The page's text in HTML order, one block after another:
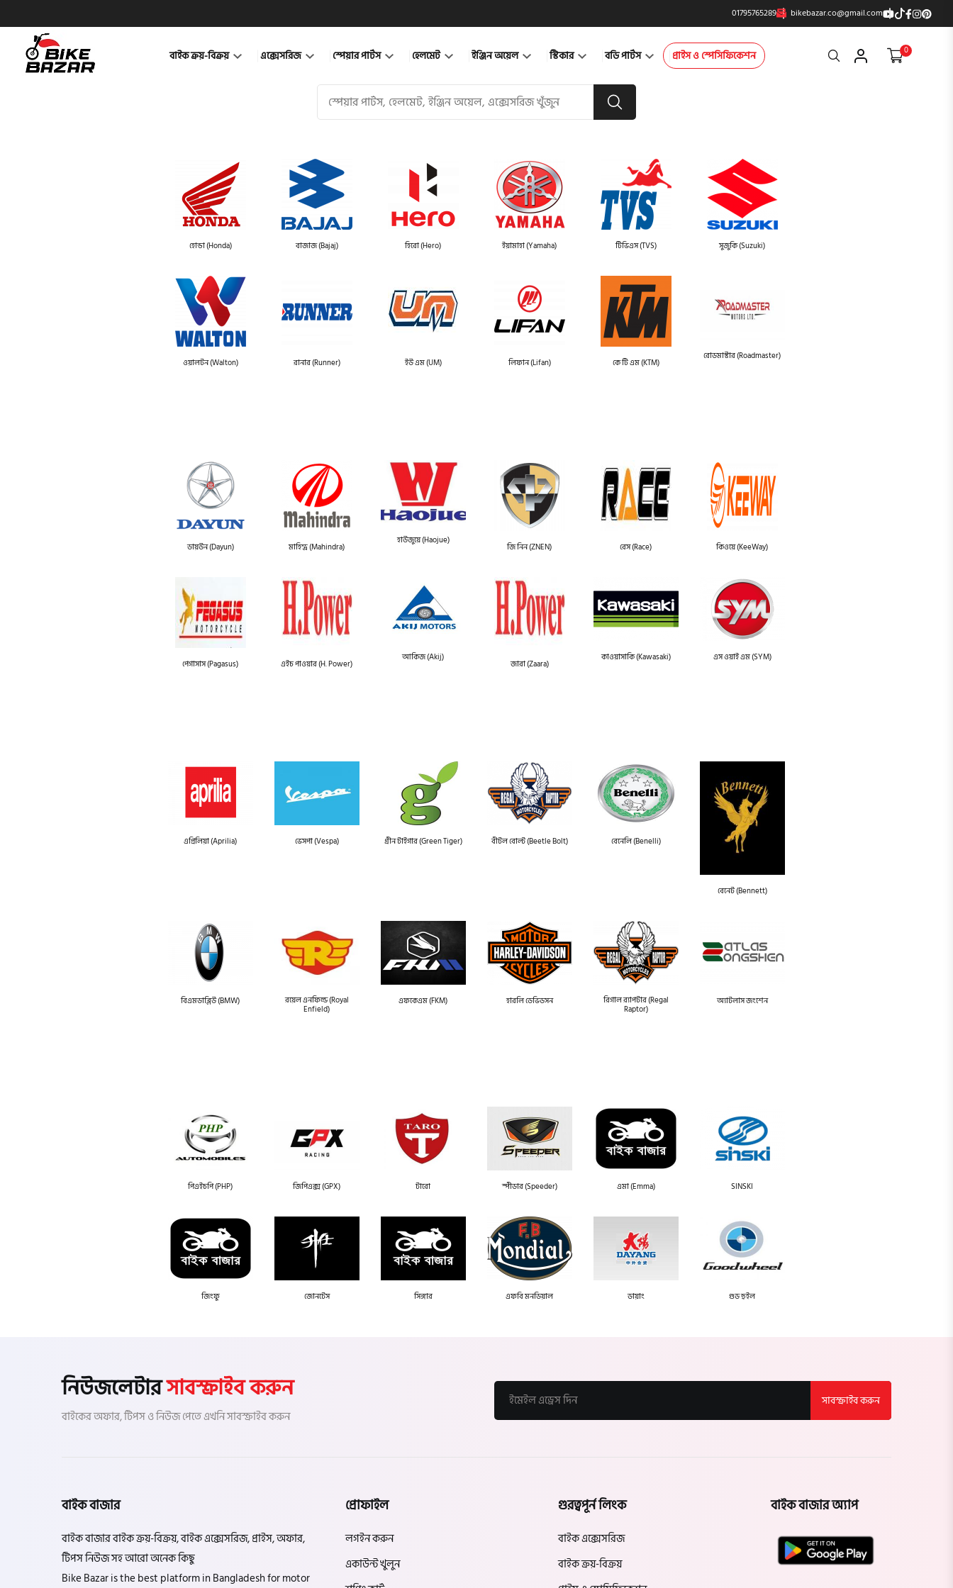
01795765289 bikebazar.co@gmail.com
বাইক ক্রয়-বিক্রয় এক্সেসরিজ স্পেয়ার পার্টস হেলমেট ইঞ্জিন অয়েল স্টিকার বডি পার্টস প্রাইস ও স্পেসিফিকেশন Search 0
হোন্ডা (Honda) বাজাজ (Bajaj) হিরো (Hero) ইয়ামাহা (Yamaha) টিভিএস (TVS) সুজুকি (Suzuki)
ওয়ালটন (Walton) রানার (Runner) ইউ এম (UM) লিফান (Lifan) কে টি এম (KTM)
রোডমাস্টার (Roadmaster)
ডায়উন (Dayun) মাহিন্দ্র (Mahindra)
হাউজুয়ে (Haojue)
জি নিন (ZNEN) রেস (Race) কিওয়ে (KeeWay)
পেগাসাস (Pagasus) এইচ পাওয়ার (H. Power)
আকিজ (Akij)
জারা (Zaara)
কাওয়াসাকি (Kawasaki) এস ওয়াই এম (SYM)
এপ্রিলিয়া (Aprilia) ভেসপা (Vespa) গ্রীন টাইগার (Green Tiger) বীটল বোল্ট (Beetle Bolt) বেনেলি (Benelli)
বেনেট (Bennett)
বিএমডাব্লিউ (BMW) রয়েল এনফিল্ড (Royal
Enfield)
এফকেএম (FKM) হারলি ডেভিডসন রিগাল র‍্যাপটার (Regal
Raptor)
অ্যাটলাস জংশেন
পিএইচপি (PHP) জিপিএক্স (GPX) টারো স্পীডার (Speeder) এমা (Emma) SINSKI
জিংফু জোনটেস সিঙ্গার এফবি মনডিয়াল ডায়াং গুড হুইল
নিউজলেটারসাবস্ক্রাইব করুন
বাইকের অফার, টিপস ও নিউজ পেতে এখনি সাবস্ক্রাইব করুন
সাবস্ক্রাইব করুন
বাইক বাজার
বাইক বাজার বাইক ক্রয়-বিক্রয়, বাইক এক্সেসরিজ, প্রাইস, অফার,
টিপস নিউজ সহ আরো অনেক কিছু
Bike Bazar is the best platform in Bangladesh for motor
প্রোফাইল
লগইন করুন
একাউন্ট খুলুন
গুরত্বপূর্ন লিংক
বাইক এক্সেসরিজ
বাইক ক্রয়-বিক্রয়
বাইক বাজার অ্যাপ